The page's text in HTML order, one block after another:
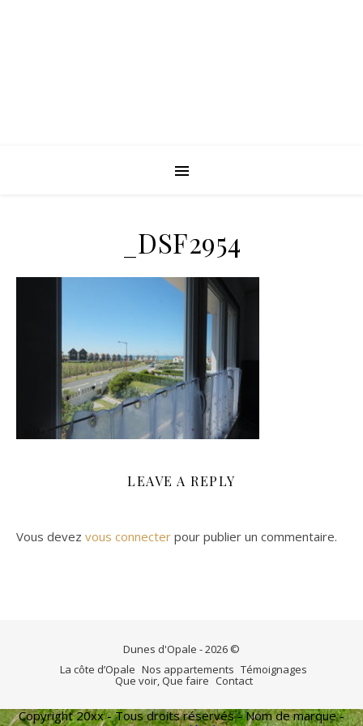
_DSF2954
LEAVE A REPLY
Vous devez vous connecter pour publier un commentaire.
Dunes d'Opale - 2026 ©
La côte d’Opale Nos appartements Témoignages
Que voir, Que faire Contact
Copyright 20xx - Tous droits réservés - Nom de marque -